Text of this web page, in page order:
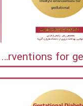
Improving the effectiveness of lifestyle interventions for gestational